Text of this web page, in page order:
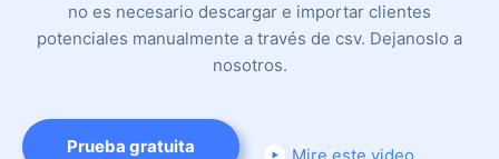
no es necesario descargar e importar clientes
potenciales manualmente a través de csv. Dejanoslo a
nosotros.
Prueba gratuita